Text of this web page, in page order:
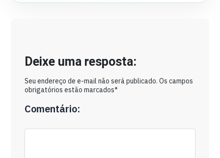
Deixe uma resposta:
Seu endereço de e-mail não será publicado. Os campos
obrigatórios estão marcados*
Comentário: